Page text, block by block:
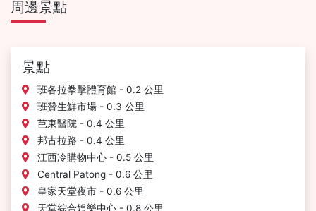
周邊景點
景點
班各拉拳擊體育館 - 0.2 公里
班贊生鮮市場 - 0.3 公里
芭東醫院 - 0.4 公里
邦古拉路 - 0.4 公里
江西冷購物中心 - 0.5 公里
Central Patong - 0.6 公里
皇家天堂夜市 - 0.6 公里
天堂綜合娛樂中心 - 0.8 公里